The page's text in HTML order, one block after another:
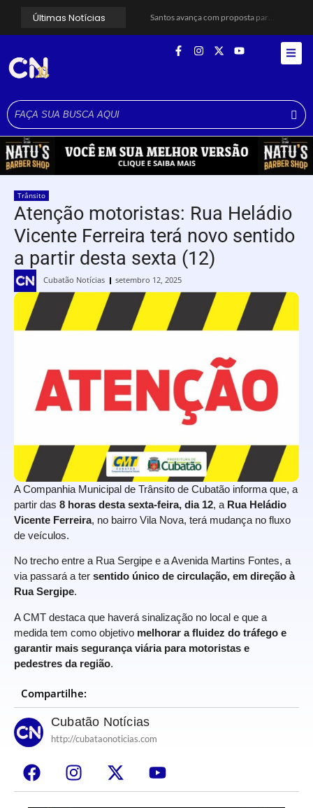
Últimas Notícias
Santos avança com proposta para municipalizar manutenção das calçadas
Cubatão inicia campanha de multivacinação para crianças e adolescentes
Lagoa do Quarentenário ganha nova estrutura e se torna referência para futuros parques em São Vicente
Idosa morre após sofrer mal súbito ao entrar no mar em Santos
Trânsito
Atenção motoristas: Rua Heládio
Vicente Ferreira terá novo sentido
a partir desta sexta (12)
Cubatão Notícias setembro 12, 2025
A Companhia Municipal de Trânsito de Cubatão informa que, a
partir das 8 horas desta sexta-feira, dia 12, a Rua Heládio
Vicente Ferreira, no bairro Vila Nova, terá mudança no fluxo
de veículos.
No trecho entre a Rua Sergipe e a Avenida Martins Fontes, a
via passará a ter sentido único de circulação, em direção à
Rua Sergipe.
A CMT destaca que haverá sinalização no local e que a
medida tem como objetivo melhorar a fluidez do tráfego e
garantir mais segurança viária para motoristas e
pedestres da região.
Compartilhe:
Cubatão Notícias
http://cubataonoticias.com